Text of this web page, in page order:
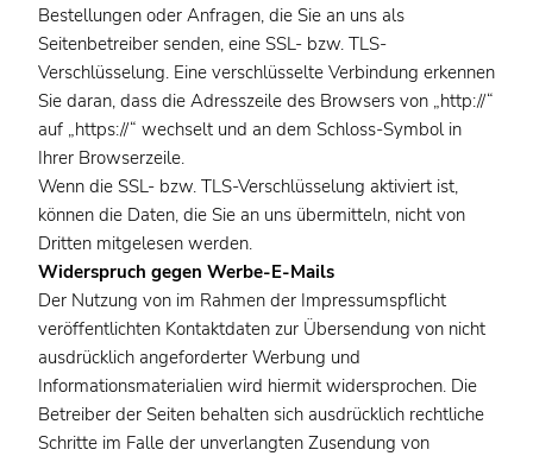
Bestellungen oder Anfragen, die Sie an uns als
Seitenbetreiber senden, eine SSL- bzw. TLS-
Verschlüsselung. Eine verschlüsselte Verbindung erkennen
Sie daran, dass die Adresszeile des Browsers von „http://“
auf „https://“ wechselt und an dem Schloss-Symbol in
Ihrer Browserzeile.
Wenn die SSL- bzw. TLS-Verschlüsselung aktiviert ist,
können die Daten, die Sie an uns übermitteln, nicht von
Dritten mitgelesen werden.
Widerspruch gegen Werbe-E-Mails
Der Nutzung von im Rahmen der Impressumspflicht
veröffentlichten Kontaktdaten zur Übersendung von nicht
ausdrücklich angeforderter Werbung und
Informationsmaterialien wird hiermit widersprochen. Die
Betreiber der Seiten behalten sich ausdrücklich rechtliche
Schritte im Falle der unverlangten Zusendung von